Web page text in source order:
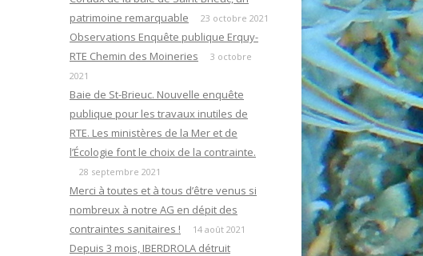
patrimoine remarquable
23 octobre 2021
Observations Enquête publique Erquy-
RTE Chemin des Moineries
3 octobre
2021
Baie de St-Brieuc. Nouvelle enquête
publique pour les travaux inutiles de
RTE. Les ministères de la Mer et de
l’Écologie font le choix de la contrainte.
28 septembre 2021
Merci à toutes et à tous d’être venus si
nombreux à notre AG en dépit des
contraintes sanitaires !
14 août 2021
Depuis 3 mois, IBERDROLA détruit